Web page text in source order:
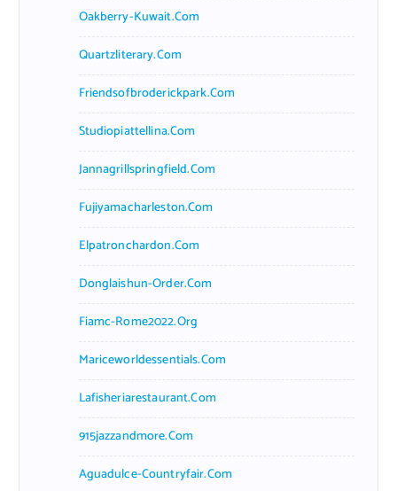
Oakberry-Kuwait.com
Quartzliterary.com
Friendsofbroderickpark.com
Studiopiattellina.com
Jannagrillspringfield.com
Fujiyamacharleston.com
Elpatronchardon.com
Donglaishun-Order.com
Fiamc-Rome2022.org
Mariceworldessentials.com
Lafisheriarestaurant.com
915jazzandmore.com
Aguadulce-Countryfair.com